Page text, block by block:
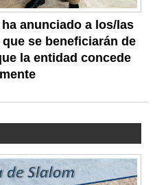
anunciado a los/las
se beneficiarán de
la entidad concede